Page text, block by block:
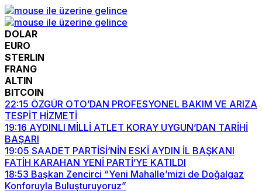
DOLAR
EURO
STERLIN
FRANG
ALTIN
BITCOIN
22:15 ÖZGÜR OTO’DAN PROFESYONEL BAKIM VE ARIZA
TESPİT HİZMETİ
19:16 AYDINLI MİLLİ ATLET KORAY UYGUN’DAN TARİHİ
BAŞARI
19:05 SAADET PARTİSİ’NİN ESKİ AYDIN İL BAŞKANI
FATİH KARAHAN YENİ PARTİ’YE KATILDI
18:53 Başkan Zencirci “Yeni Mahalle’mizi de Doğalgaz
Konforuyla Buluşturuyoruz”